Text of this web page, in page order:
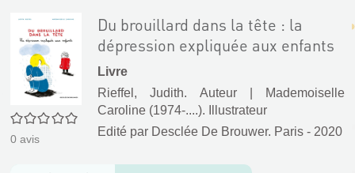
0/5
0 avis
Du brouillard dans la tête : la
dépression expliquée aux enfants
Livre
Rieffel, Judith. Auteur|
Mademoiselle
Caroline (1974-....). Illustrateur
Edité par Desclée De Brouwer. Paris - 2020